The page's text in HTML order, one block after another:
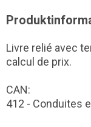
Livre relié avec
calcul de prix.
CAN:
412 - Conduites